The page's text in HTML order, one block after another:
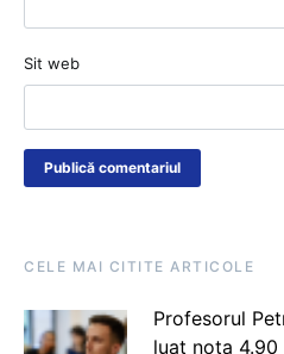
Sit web
CELE MAI CITITE ARTICOLE
Profesorul
luat nota